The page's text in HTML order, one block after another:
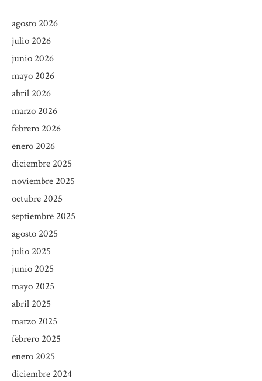
agosto 2026
julio 2026
junio 2026
mayo 2026
abril 2026
marzo 2026
febrero 2026
enero 2026
diciembre 2025
noviembre 2025
octubre 2025
septiembre 2025
agosto 2025
julio 2025
junio 2025
mayo 2025
abril 2025
marzo 2025
febrero 2025
enero 2025
diciembre 2024